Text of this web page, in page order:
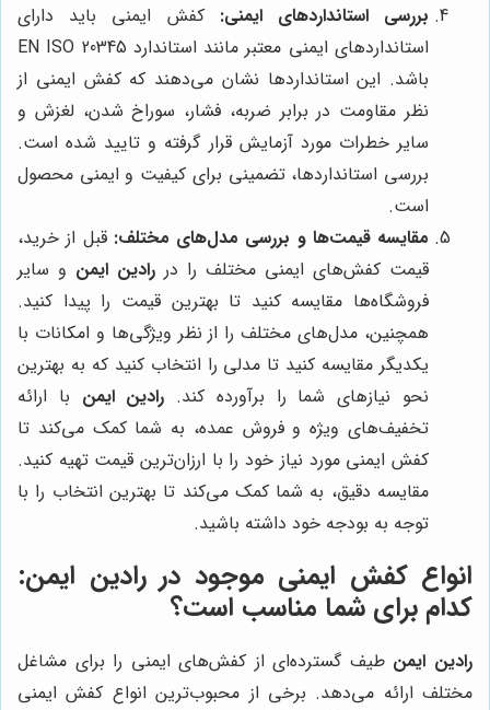
بررسی استانداردهای ایمنی: کفش ایمنی باید دارای
استانداردهای ایمنی معتبر مانند استاندارد EN ISO 20345
باشد. این استانداردها نشان می‌دهند که کفش ایمنی از
نظر مقاومت در برابر ضربه، فشار، سوراخ شدن، لغزش و
سایر خطرات مورد آزمایش قرار گرفته و تایید شده است.
بررسی استانداردها، تضمینی برای کیفیت و ایمنی محصول
است.
مقایسه قیمت‌ها و بررسی مدل‌های مختلف: قبل از خرید،
قیمت کفش‌های ایمنی مختلف را در رادین ایمن و سایر
فروشگاه‌ها مقایسه کنید تا بهترین قیمت را پیدا کنید.
همچنین، مدل‌های مختلف را از نظر ویژگی‌ها و امکانات با
یکدیگر مقایسه کنید تا مدلی را انتخاب کنید که به بهترین
نحو نیازهای شما را برآورده کند. رادین ایمن با ارائه
تخفیف‌های ویژه و فروش عمده، به شما کمک می‌کند تا
کفش ایمنی مورد نیاز خود را با ارزان‌ترین قیمت تهیه کنید.
مقایسه دقیق، به شما کمک می‌کند تا بهترین انتخاب را با
توجه به بودجه خود داشته باشید.
انواع کفش ایمنی موجود در رادین ایمن:
کدام برای شما مناسب است؟
رادین ایمن طیف گسترده‌ای از کفش‌های ایمنی را برای مشاغل
مختلف ارائه می‌دهد. برخی از محبوب‌ترین انواع کفش ایمنی